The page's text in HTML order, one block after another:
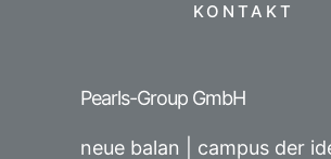
KONTAKT
Pearls-Group GmbH
neue balan | campus der